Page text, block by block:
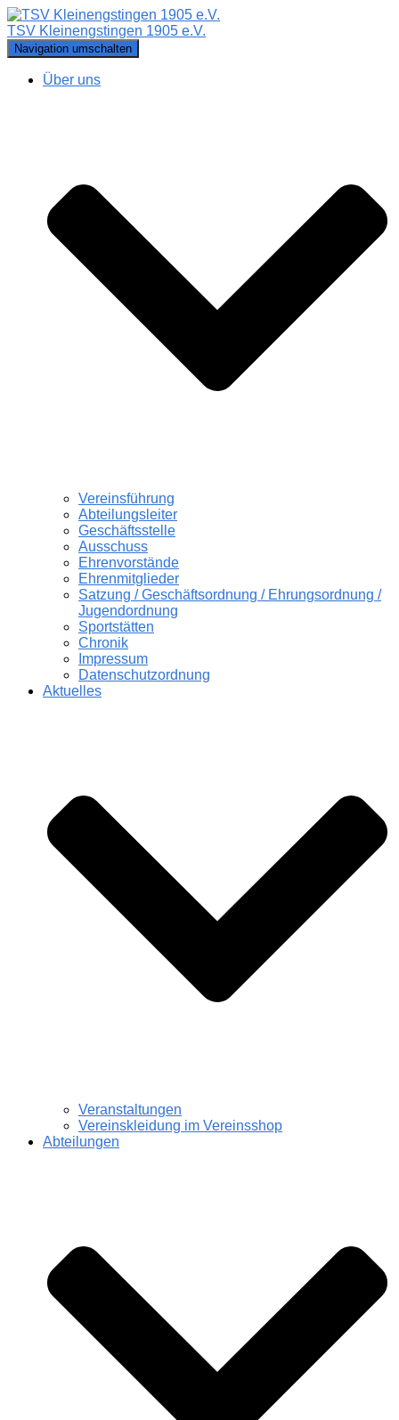
TSV Kleinengstingen 1905 e.V.
Navigation umschalten
Über uns
Vereinsführung
Abteilungsleiter
Geschäftsstelle
Ausschuss
Ehrenvorstände
Ehrenmitglieder
Satzung / Geschäftsordnung / Ehrungsordnung /
Jugendordnung
Sportstätten
Chronik
Impressum
Datenschutzordnung
Aktuelles
Veranstaltungen
Vereinskleidung im Vereinsshop
Abteilungen